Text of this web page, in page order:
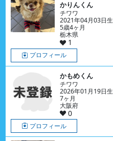
かりんくん
チワワ
2021年04月03日生
5歳4ヶ月
栃木県
1
プロフィール
かもめくん
チワワ
2026年01月19日生
7ヶ月
大阪府
0
プロフィール